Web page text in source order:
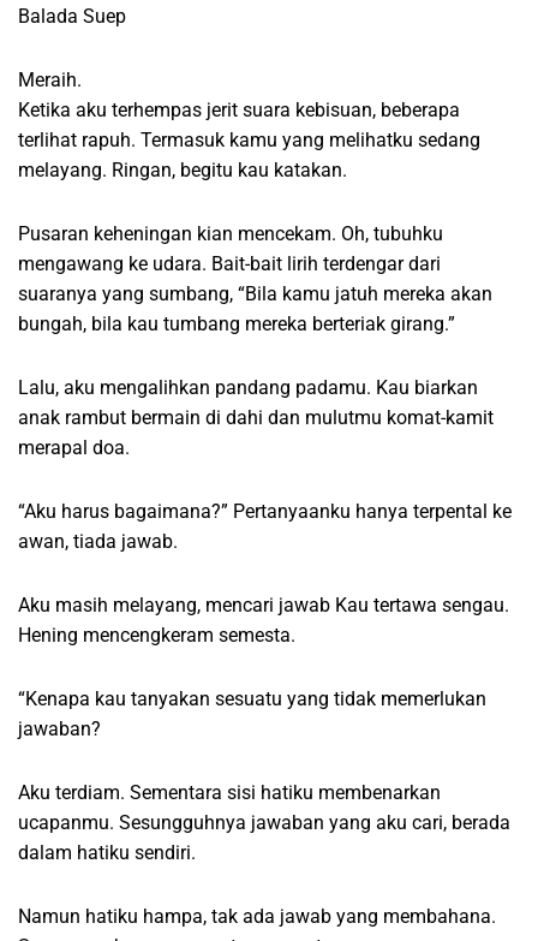
Balada Suep
Meraih.
Ketika aku terhempas jerit suara kebisuan, beberapa
terlihat rapuh. Termasuk kamu yang melihatku sedang
melayang. Ringan, begitu kau katakan.
Pusaran keheningan kian mencekam. Oh, tubuhku
mengawang ke udara. Bait-bait lirih terdengar dari
suaranya yang sumbang, “Bila kamu jatuh mereka akan
bungah, bila kau tumbang mereka berteriak girang.”
Lalu, aku mengalihkan pandang padamu. Kau biarkan
anak rambut bermain di dahi dan mulutmu komat-kamit
merapal doa.
“Aku harus bagaimana?” Pertanyaanku hanya terpental ke
awan, tiada jawab.
Aku masih melayang, mencari jawab Kau tertawa sengau.
Hening mencengkeram semesta.
“Kenapa kau tanyakan sesuatu yang tidak memerlukan
jawaban?
Aku terdiam. Sementara sisi hatiku membenarkan
ucapanmu. Sesungguhnya jawaban yang aku cari, berada
dalam hatiku sendiri.
Namun hatiku hampa, tak ada jawab yang membahana.